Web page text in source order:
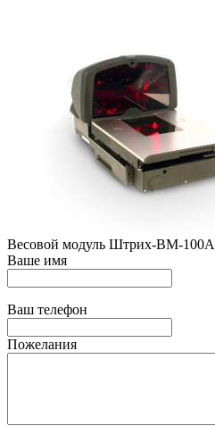
Весовой модуль Штрих-ВМ-100А
Ваше имя
Ваш телефон
Пожелания